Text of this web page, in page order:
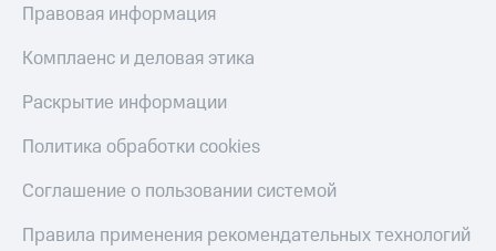
Правовая информация
Комплаенс и деловая этика
Раскрытие информации
Политика обработки cookies
Соглашение о пользовании системой
Правила применения рекомендательных технологий